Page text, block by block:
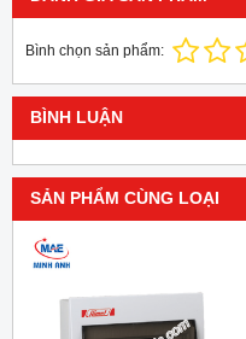
Bình chọn sản phẩm:
BÌNH LUẬN
SẢN PHẨM CÙNG LOẠI